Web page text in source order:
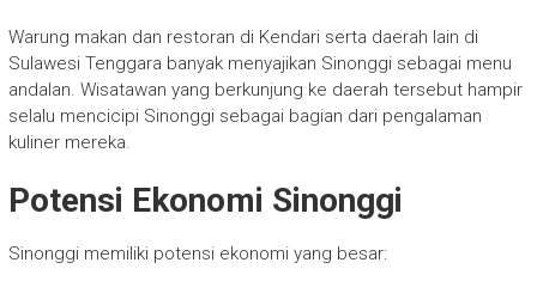
Warung makan dan restoran di Kendari serta daerah lain di
Sulawesi Tenggara banyak menyajikan Sinonggi sebagai menu
andalan. Wisatawan yang berkunjung ke daerah tersebut hampir
selalu mencicipi Sinonggi sebagai bagian dari pengalaman
kuliner mereka.
Potensi Ekonomi Sinonggi
Sinonggi memiliki potensi ekonomi yang besar: